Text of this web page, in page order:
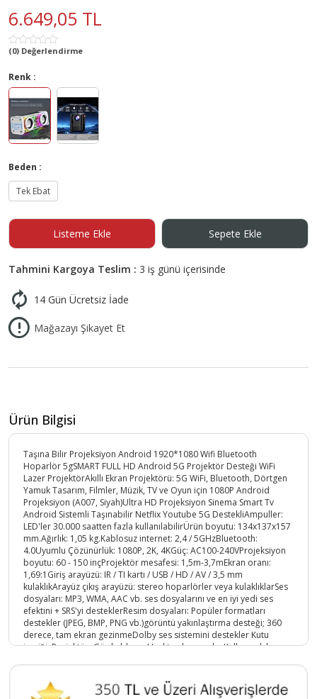
6.649,05 TL
(0) Değerlendirme
Renk :
Beden :
Tek Ebat
Listeme Ekle Sepete Ekle
Tahmini Kargoya Teslim : 3 iş günü içerisinde
14 Gün Ücretsiz İade
Mağazayı Şikayet Et
Ürün Bilgisi
Taşına Bilir Projeksiyon Android 1920*1080 Wifi Bluetooth
Hoparlör 5gSMART FULL HD Android 5G Projektör Desteği WiFi
Lazer ProjektörAkıllı Ekran Projektörü: 5G WiFi, Bluetooth, Dörtgen
Yamuk Tasarım, Filmler, Müzik, TV ve Oyun için 1080P Android
Projeksiyon (A007, Siyah)Ultra HD Projeksiyon Sinema Smart Tv
Android Sistemli Taşınabilir Netflix Youtube 5G DestekliAmpuller:
LED'ler 30.000 saatten fazla kullanılabilirÜrün boyutu: 134x137x157
mm.Ağırlık: 1,05 kg.Kablosuz internet: 2,4 / 5GHzBluetooth:
4.0Uyumlu Çözünürlük: 1080P, 2K, 4KGüç: AC100-240VProjeksiyon
boyutu: 60 - 150 inçProjektör mesafesi: 1,5m-3,7mEkran oranı:
1,69:1Giriş arayüzü: IR / TI kartı / USB / HD / AV / 3,5 mm
kulaklıkArayüz çıkış arayüzü: stereo hoparlörler veya kulaklıklarSes
dosyaları: MP3, WMA, AAC vb. ses dosyalarını ve en iyi yedi ses
efektini + SRS'yi desteklerResim dosyaları: Popüler formatları
destekler (JPEG, BMP, PNG vb.)görüntü yakınlaştırma desteği; 360
derece, tam ekran gezinmeDolby ses sistemini destekler Kutu
içeriği: Projektör, Güç kablosu, Uzaktan kumanda, Kullanım kılavuzu
6.55mLamba Led, 30000 saat uzun ömürlüGaranti (Yıl) 1-yılDiğer
niteliklerTarz LCDMenşe Yeri ShenzhenÖzel kalıp EvetKullanımı